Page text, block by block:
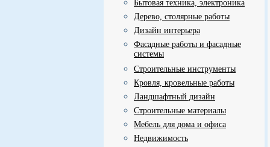
Бытовая техника, электроника
Дерево, столярные работы
Дизайн интерьера
Фасадные работы и фасадные
системы
Строительные инструменты
Кровля, кровельные работы
Ландшафтный дизайн
Строительные материалы
Мебель для дома и офиса
Недвижимость